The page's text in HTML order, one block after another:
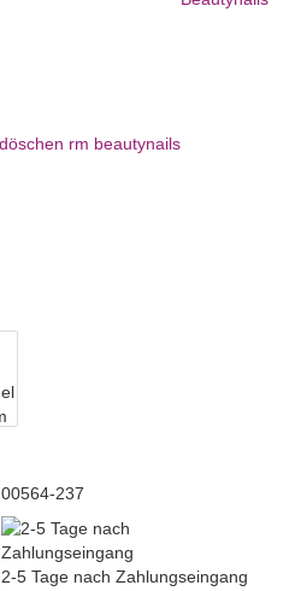
00564-237
2-5 Tage nach Zahlungseingang